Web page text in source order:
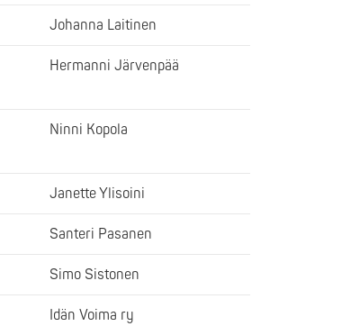
Johanna Laitinen
Hermanni Järvenpää
Ninni Kopola
Janette Ylisoini
Santeri Pasanen
Simo Sistonen
Idän Voima ry